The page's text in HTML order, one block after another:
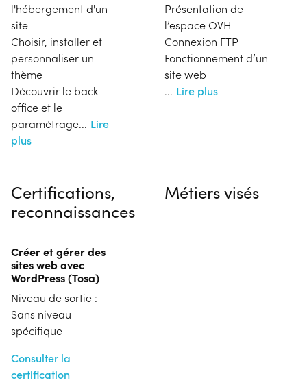
l'hébergement d'un
site
Choisir, installer et
personnaliser un
thème
Découvrir le back
office et le
paramétrage... Lire
plus
Présentation de
l’espace OVH
Connexion FTP
Fonctionnement d’un
site web
... Lire plus
Certifications,
reconnaissances
Créer et gérer des
sites web avec
WordPress (Tosa)
Niveau de sortie :
Sans niveau
spécifique
Consulter la
certification
Métiers visés